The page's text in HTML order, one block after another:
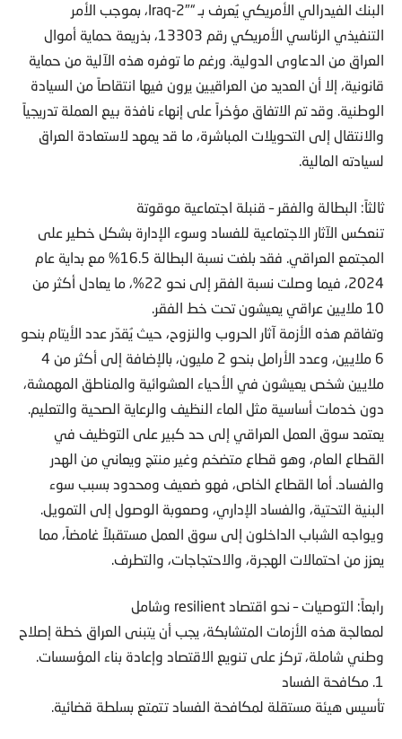
البنك الفيدرالي الأمريكي يُعرف بـ “Iraq-2″، بموجب الأمر
التنفيذي الرئاسي الأمريكي رقم 13303، بذريعة حماية أموال
العراق من الدعاوى الدولية. ورغم ما توفره هذه الآلية من حماية
قانونية، إلا أن العديد من العراقيين يرون فيها انتقاصاً من السيادة
الوطنية. وقد تم الاتفاق مؤخراً على إنهاء نافذة بيع العملة تدريجياً
والانتقال إلى التحويلات المباشرة، ما قد يمهد لاستعادة العراق
لسيادته المالية.
ثالثاً: البطالة والفقر – قنبلة اجتماعية موقوتة
تنعكس الآثار الاجتماعية للفساد وسوء الإدارة بشكل خطير على
المجتمع العراقي. فقد بلغت نسبة البطالة 16.5% مع بداية عام
2024، فيما وصلت نسبة الفقر إلى نحو 22%، ما يعادل أكثر من
10 ملايين عراقي يعيشون تحت خط الفقر.
وتفاقم هذه الأزمة آثار الحروب والنزوح، حيث يُقدّر عدد الأيتام بنحو
6 ملايين، وعدد الأرامل بنحو 2 مليون، بالإضافة إلى أكثر من 4
ملايين شخص يعيشون في الأحياء العشوائية والمناطق المهمشة،
دون خدمات أساسية مثل الماء النظيف والرعاية الصحية والتعليم.
يعتمد سوق العمل العراقي إلى حد كبير على التوظيف في
القطاع العام، وهو قطاع متضخم وغير منتج ويعاني من الهدر
والفساد. أما القطاع الخاص، فهو ضعيف ومحدود بسبب سوء
البنية التحتية، والفساد الإداري، وصعوبة الوصول إلى التمويل.
ويواجه الشباب الداخلون إلى سوق العمل مستقبلاً غامضاً، مما
يعزز من احتمالات الهجرة، والاحتجاجات، والتطرف.
رابعاً: التوصيات – نحو اقتصاد resilient وشامل
لمعالجة هذه الأزمات المتشابكة، يجب أن يتبنى العراق خطة إصلاح
وطني شاملة، تركز على تنويع الاقتصاد وإعادة بناء المؤسسات.
1. مكافحة الفساد
تأسيس هيئة مستقلة لمكافحة الفساد تتمتع بسلطة قضائية.